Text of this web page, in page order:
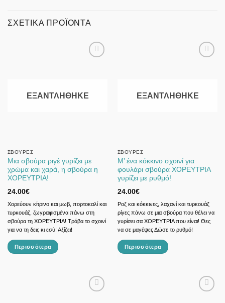
ΣΧΕΤΙΚΆ ΠΡΟΪΌΝΤΑ
ΕΞΑΝΤΛΉΘΗΚΕ
ΣΒΟΎΡΕΣ
Μια σβούρα ριγέ γυρίζει με
χρώμα και χαρά, η σβούρα η
ΧΟΡΕΥΤΡΙΑ!
24.00€
Χορεύουν κίτρινο και μωβ, πορτοκαλί και
τυρκουάζ, ζωγραφισμένα πάνω στη
σβούρα τη ΧΟΡΕΥΤΡΙΑ! Τράβα το σχοινί
για να τη δεις κι εσύ! Αξίζει!
Περισσότερα
ΕΞΑΝΤΛΉΘΗΚΕ
ΣΒΟΎΡΕΣ
Μ’ ένα κόκκινο σχοινί για
φουλάρι σβούρα ΧΟΡΕΥΤΡΙΑ
γυρίζει με ρυθμό!
24.00€
Ροζ και κόκκινες, λαχανί και τυρκουάζ
ρίγες πάνω σε μια σβούρα που θέλει να
γυρίσει σα ΧΟΡΕΥΤΡΙΑ που είναι! Θες
να σε μαγέψει; Δώσε το ρυθμό!
Περισσότερα